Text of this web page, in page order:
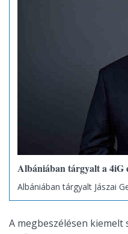
Albániában tárgyalt a 4iG
Albániában tárgyalt Jászai
A megbeszélésen